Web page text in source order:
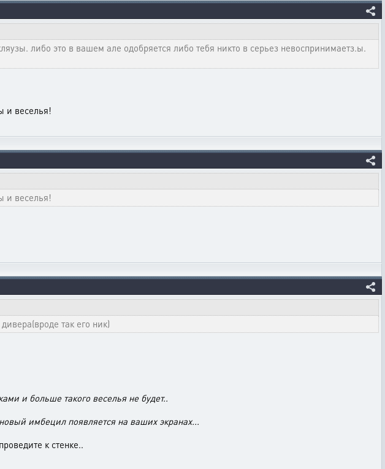
либо это в вашем але одобряется либо тебя никто в серьез невоспринимаетз.ы.
и веселья!
и веселья!
так его ник)
и больше такого веселья не будет..
имбецил появляется на ваших экранах...
к стенке..